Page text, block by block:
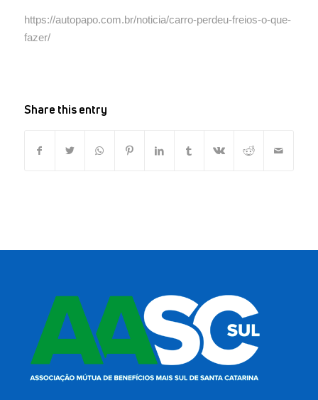
https://autopapo.com.br/noticia/carro-perdeu-freios-o-que-
fazer/
Share this entry